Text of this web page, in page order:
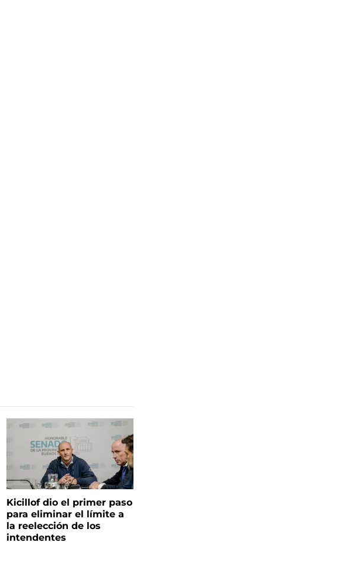
Kicillof dio el primer paso
para eliminar el límite a
la reelección de los
intendentes